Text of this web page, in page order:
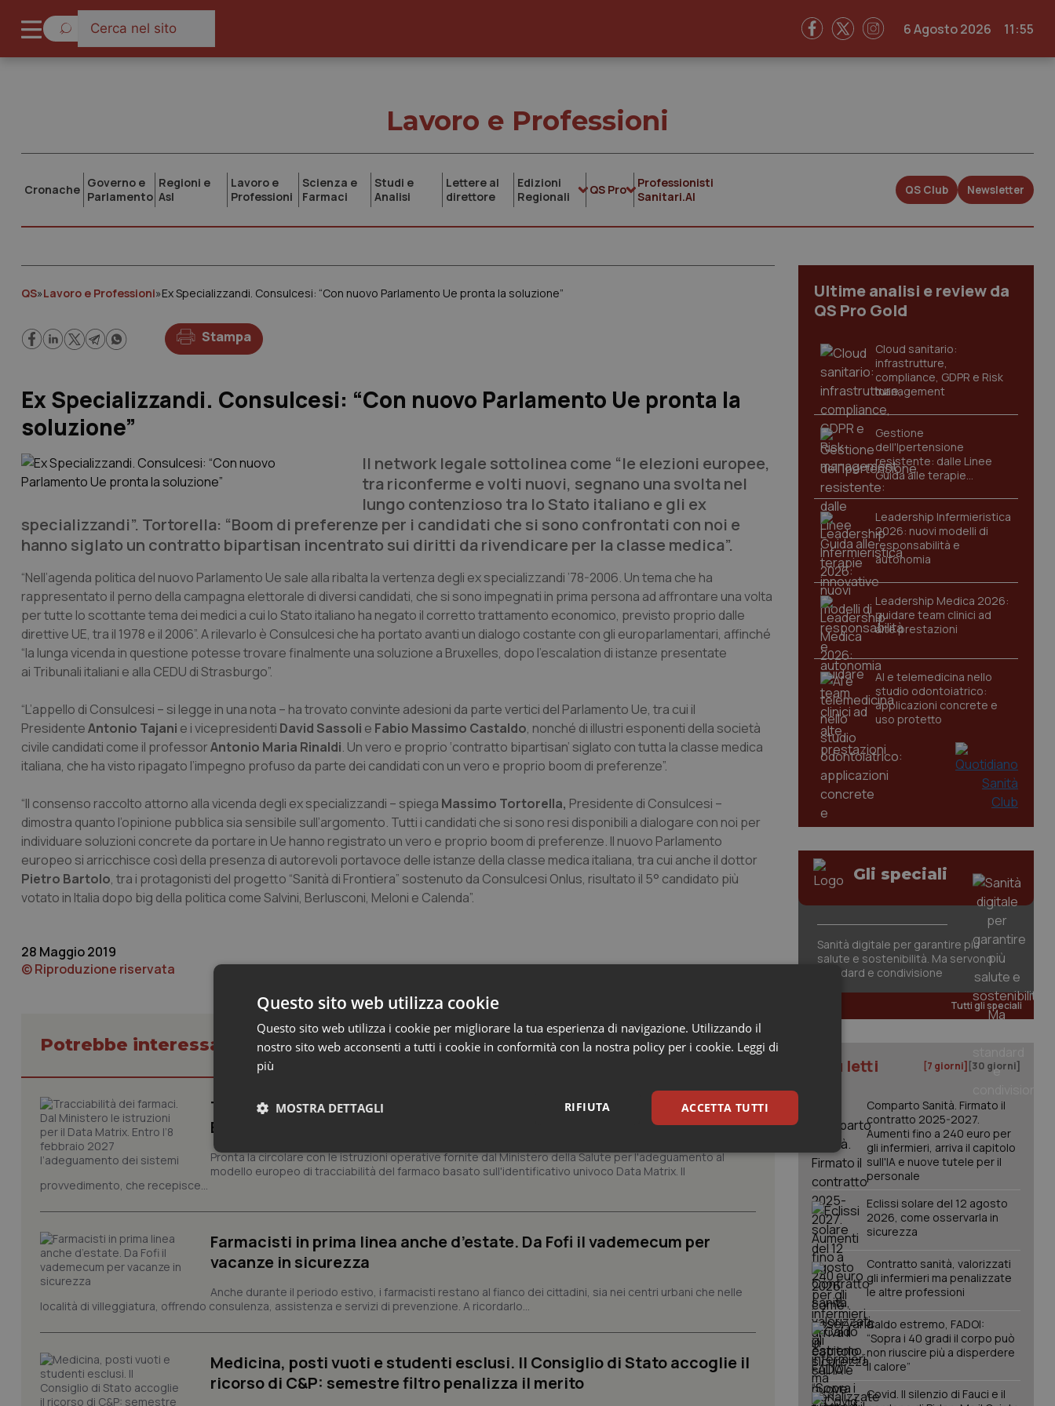
6 Agosto 2026 11:55
Lavoro e Professioni
Cronache Governo e
Parlamento
Regioni e
Asl
Lavoro e
Professioni
Scienza e
Farmaci
Studi e
Analisi
Lettere al
direttore
Edizioni
Regionali
QS Pro
Professionisti
Sanitari.AI
QS Club Newsletter
QS»Lavoro e Professioni»Ex Specializzandi. Consulcesi: “Con nuovo Parlamento Ue pronta la soluzione”
Stampa
Ex Specializzandi. Consulcesi: “Con nuovo Parlamento Ue pronta la
soluzione”
Il network legale sottolinea come “le elezioni europee,
tra riconferme e volti nuovi, segnano una svolta nel
lungo contenzioso tra lo Stato italiano e gli ex
specializzandi”. Tortorella: “Boom di preferenze per i candidati che si sono confrontati con noi e
hanno siglato un contratto bipartisan incentrato sui diritti da rivendicare per la classe medica”.
“Nell’agenda politica del nuovo Parlamento Ue sale alla ribalta la vertenza degli ex specializzandi ’78-2006. Un tema che ha
rappresentato il perno della campagna elettorale di diversi candidati, che si sono impegnati in prima persona ad affrontare una volta
per tutte lo scottante tema dei medici a cui lo Stato italiano ha negato il corretto trattamento economico, previsto proprio dalle
direttive UE, tra il 1978 e il 2006”. A rilevarlo è Consulcesi che ha portato avanti un dialogo costante con gli europarlamentari, affinché
“la lunga vicenda in questione potesse trovare finalmente una soluzione a Bruxelles, dopo l’escalation di istanze presentate
ai Tribunali italiani e alla CEDU di Strasburgo”.
“L’appello di Consulcesi – si legge in una nota – ha trovato convinte adesioni da parte vertici del Parlamento Ue, tra cui il
PresidenteAntonio Tajani e i vicepresidenti David Sassoli e Fabio Massimo Castaldo, nonché di illustri esponenti della società
civile candidati come il professorAntonio Maria Rinaldi. Un vero e proprio ‘contratto bipartisan’ siglato con tutta la classe medica
italiana, che ha visto ripagato l’impegno profuso da parte dei candidati con un vero e proprio boom di preferenze”.
“Il consenso raccolto attorno alla vicenda degli ex specializzandi – spiega Massimo Tortorella, Presidente di Consulcesi –
dimostra quanto l’opinione pubblica sia sensibile sull’argomento. Tutti i candidati che si sono resi disponibili a dialogare con noi per
individuare soluzioni concrete da portare in Ue hanno registrato un vero e proprio boom di preferenze. Il nuovo Parlamento
europeo si arricchisce così della presenza di autorevoli portavoce delle istanze della classe medica italiana, tra cui anche il dottor
Pietro Bartolo, tra i protagonisti del progetto “Sanità di Frontiera” sostenuto da Consulcesi Onlus, risultato il 5° candidato più
votato in Italia dopo big della politica come Salvini, Berlusconi, Meloni e Calenda”.
28 Maggio 2019
© Riproduzione riservata
Potrebbe interessarti in Lavoro e Professioni
Tracciabilità dei farmaci. Dal Ministero le istruzioni per il Data Matrix.
Entro l’8 febbraio 2027 l’adeguamento dei sistemi
Pronta la circolare con le istruzioni operative fornite dal Ministero della Salute per l'adeguamento al
modello europeo di tracciabilità del farmaco basato sull'identificativo univoco Data Matrix. Il
provvedimento, che recepisce...
Farmacisti in prima linea anche d’estate. Da Fofi il vademecum per
vacanze in sicurezza
Anche durante il periodo estivo, i farmacisti restano al fianco dei cittadini, sia nei centri urbani che nelle
località di villeggiatura, offrendo consulenza, assistenza e servizi di prevenzione. A ricordarlo...
Medicina, posti vuoti e studenti esclusi. Il Consiglio di Stato accoglie il
ricorso di C&P: semestre filtro penalizza il merito
Ultime analisi e review da
QS Pro Gold
Cloud sanitario:
infrastrutture,
compliance, GDPR e Risk
management
Gestione
dell'Ipertensione
resistente: dalle Linee
Guida alle terapie
innovative
Leadership Infermieristica
2026: nuovi modelli di
responsabilità e
autonomia
Leadership Medica 2026:
guidare team clinici ad
alte prestazioni
AI e telemedicina nello
studio odontoiatrico:
applicazioni concrete e
uso protetto
Gli speciali
Sanità digitale per garantire più
salute e sostenibilità. Ma servono
standard e condivisione
Tutti gli speciali
I più letti [7 giorni] [30 giorni]
Comparto Sanità. Firmato il
contratto 2025-2027.
Aumenti fino a 240 euro per
gli infermieri, arriva il capitolo
sull'IA e nuove tutele per il
personale
Eclissi solare del 12 agosto
2026, come osservarla in
sicurezza
Contratto sanità, valorizzati
gli infermieri ma penalizzate
le altre professioni
Caldo estremo, FADOI:
“Sopra i 40 gradi il corpo può
non riuscire più a disperdere
il calore”
Covid. Il silenzio di Fauci e il
Questo sito web utilizza cookie
Questo sito web utilizza i cookie per migliorare la tua esperienza di navigazione. Utilizzando il
nostro sito web acconsenti a tutti i cookie in conformità con la nostra policy per i cookie. Leggi di
più
ACCETTA TUTTI
RIFIUTA
MOSTRA DETTAGLI
Necessari Statistici Marketing
I cookie necessari contribuiscono a rendere fruibile il sito web abilitandone funzionalità di base quali la navigazione sulle pagine
e l'accesso alle aree protette del sito. Il sito web non è in grado di funzionare correttamente senza questi cookie.
Nome
Fornitore/Dominio Scadenza
Descrizione
.youtube.com
settimane
scelte di consenso e privacy dell'utente per la loro
interazione con il sito. Registra i dati sul consenso
del visitatore riguardo a varie politiche e